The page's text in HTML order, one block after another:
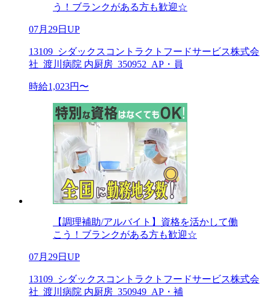
う！ブランクがある方も歓迎☆
07月29日UP
13109_シダックスコントラクトフードサービス株式会
社_渡川病院 内厨房_350952_AP・員
時給1,023円〜
【調理補助/アルバイト】資格を活かして働
こう！ブランクがある方も歓迎☆
07月29日UP
13109_シダックスコントラクトフードサービス株式会
社_渡川病院 内厨房_350949_AP・補